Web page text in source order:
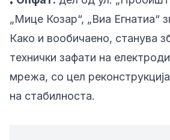
•
„Мице Козар“, „Виа Егнатиа“
Како и вообичаено, станува
технички зафати на
мрежа, со цел
на стабилноста.